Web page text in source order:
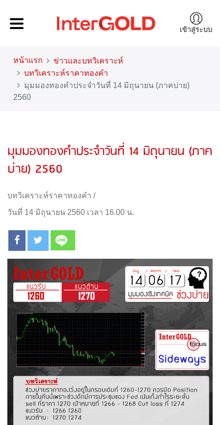
เข้าสู่ระบบ
หน้าแรก
ข่าวและบทวิเคราะห์
บทวิเคราะห์ราคาทองคำ
มุมมองทองคำประจำวันที่ 14 มิถุนายน (ภาคบ่าย)
2560
มุมมองทองคำประจำวันที่ 14 มิถุนายน (ภาค
บ่าย) 2560
บทวิเคราะห์ราคาทองคำ /
วันที่ 14 มิถุนายน 2560 เวลา 16.00 น.